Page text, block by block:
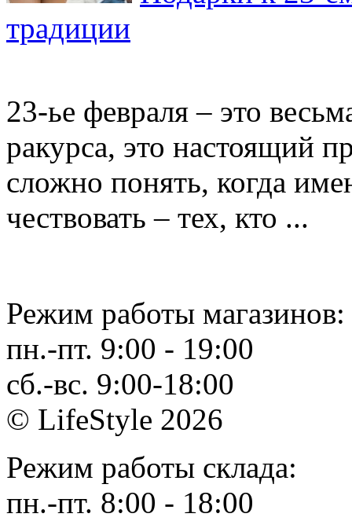
традиции
23-ье февраля – это
ракурса, это настоящий
сложно понять, когда
чествовать – тех, кто ...
Режим работы магазинов:
пн.-пт. 9:00 - 19:00
сб.-вс. 9:00-18:00
© LifeStyle 2026
Режим работы склада:
пн.-пт. 8:00 - 18:00